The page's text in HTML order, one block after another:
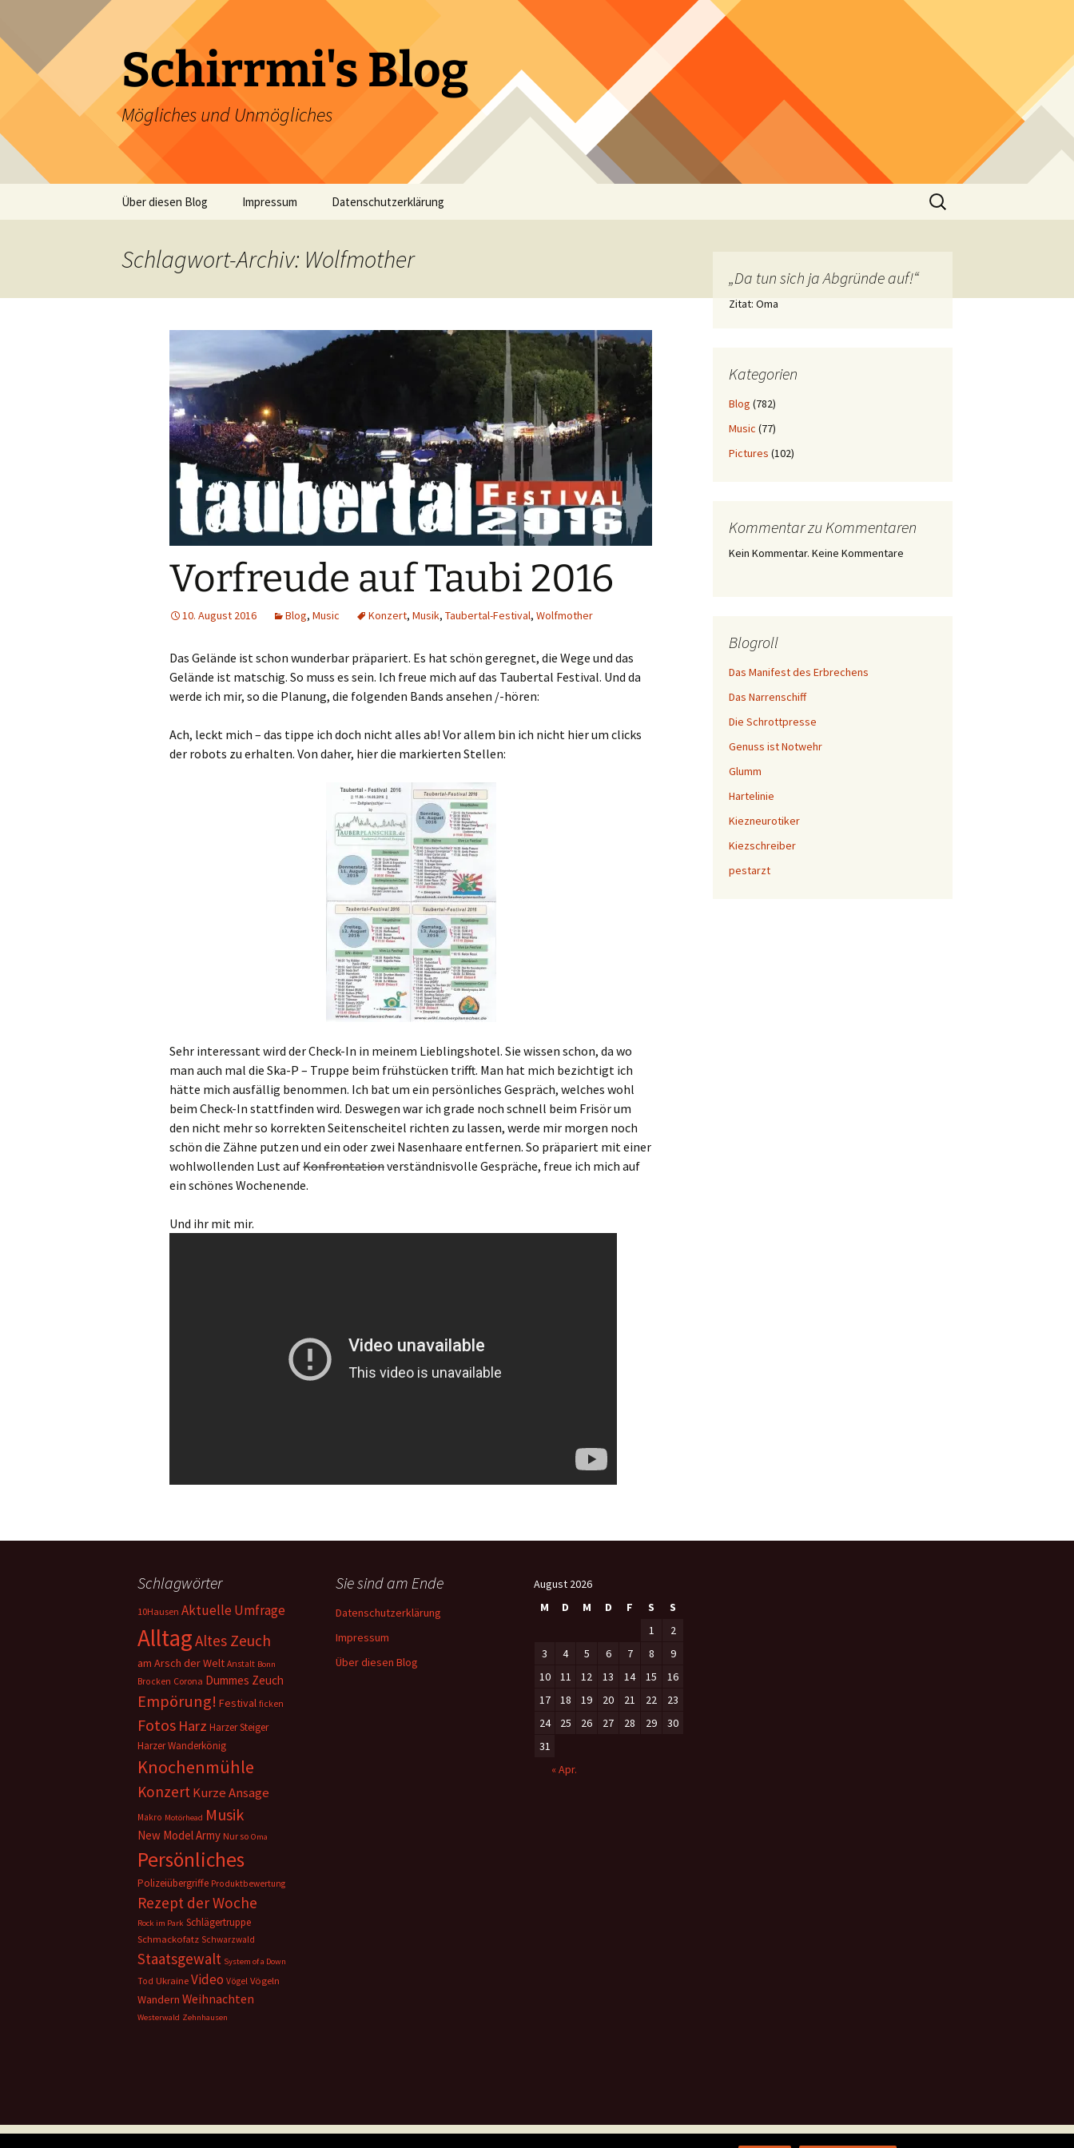
springen
Schirrmi's Blog
Mögliches und Unmögliches
Über diesen Blog Impressum Datenschutzerklärung
Suchen
nach:
Schlagwort-Archiv: Wolfmother
Vorfreude auf Taubi 2016
10. August 2016 Blog, Music Konzert, Musik, Taubertal-Festival, Wolfmother
Das Gelände ist schon wunderbar präpariert. Es hat schön geregnet, die Wege und das
Gelände ist matschig. So muss es sein. Ich freue mich auf das Taubertal Festival. Und da
werde ich mir, so die Planung, die folgenden Bands ansehen /-hören:
Ach, leckt mich – das tippe ich doch nicht alles ab! Vor allem bin ich nicht hier um clicks
der robots zu erhalten. Von daher, hier die markierten Stellen:
Sehr interessant wird der Check-In in meinem Lieblingshotel. Sie wissen schon, da wo
man auch mal die Ska-P – Truppe beim frühstücken trifft. Man hat mich bezichtigt ich
hätte mich ausfällig benommen. Ich bat um ein persönliches Gespräch, welches wohl
beim Check-In stattfinden wird. Deswegen war ich grade noch schnell beim Frisör um
den nicht mehr so korrekten Seitenscheitel richten zu lassen, werde mir morgen noch
schön die Zähne putzen und ein oder zwei Nasenhaare entfernen. So präpariert mit einer
wohlwollenden Lust aufKonfrontationverständnisvolle Gespräche, freue ich mich auf
ein schönes Wochenende.
Und ihr mit mir.
„Da tun sich ja Abgründe auf!“
Zitat: Oma
Kategorien
Blog (782)
Music (77)
Pictures (102)
Kommentar zu Kommentaren
Kein Kommentar. Keine Kommentare
Blogroll
Das Manifest des Erbrechens
Das Narrenschiff
Die Schrottpresse
Genuss ist Notwehr
Glumm
Hartelinie
Kiezneurotiker
Kiezschreiber
pestarzt
Schlagwörter
10Hausen Aktuelle Umfrage
AlltagAltes Zeuch
am Arsch der Welt Anstalt Bonn
Brocken Corona Dummes Zeuch
Empörung! Festival ficken
Fotos Harz Harzer Steiger
Harzer Wanderkönig
Knochenmühle
KonzertKurze Ansage
Makro Motörhead Musik
New Model Army Nur so Oma
Persönliches
Polizeiübergriffe Produktbewertung
Rezept der Woche
Rock im Park Schlägertruppe
Schmackofatz Schwarzwald
Staatsgewalt System of a Down
Tod Ukraine Video Vögel Vögeln
Wandern Weihnachten
Westerwald Zehnhausen
Sie sind am Ende
Datenschutzerklärung
Impressum
Über diesen Blog
August 2026
M
D M D F S
S
1
2
3
4 5 6 7 8
9
10
11 12 13 14 15
16
17
18 19 20 21 22
23
24
25 26 27 28 29
30
31
« Apr.